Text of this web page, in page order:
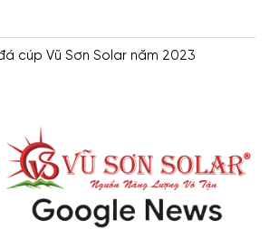
cúp Vũ Sơn Solar năm 2023